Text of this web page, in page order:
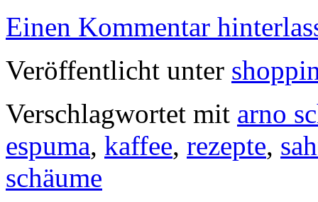
Einen Kommentar
Veröffentlicht unter
Verschlagwortet mit arno
espuma, kaffee, rezepte,
schäume